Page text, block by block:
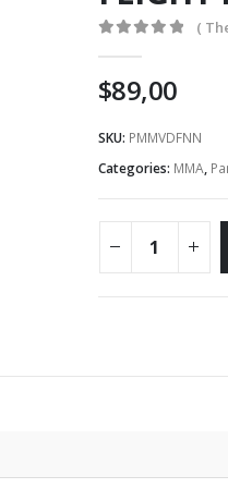
(
$89,00
SKU: PMMVDFNN
Categories: MMA,